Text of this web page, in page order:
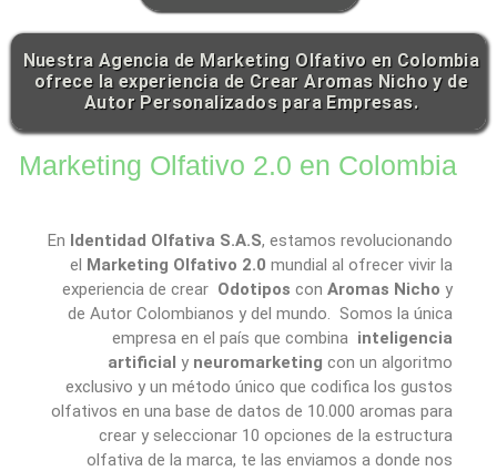
Nuestra Agencia de Marketing Olfativo en Colombia
ofrece la experiencia de Crear Aromas Nicho y de
Autor Personalizados para Empresas.
Marketing Olfativo 2.0 en Colombia
En Identidad Olfativa S.A.S, estamos revolucionando
el Marketing Olfativo 2.0 mundial al ofrecer vivir la
experiencia de crear Odotipos con Aromas Nicho y
de Autor Colombianos y del mundo. Somos la única
empresa en el país que combina inteligencia
artificial y neuromarketing con un algoritmo
exclusivo y un método único que codifica los gustos
olfativos en una base de datos de 10.000 aromas para
crear y seleccionar 10 opciones de la estructura
olfativa de la marca, te las enviamos a donde nos